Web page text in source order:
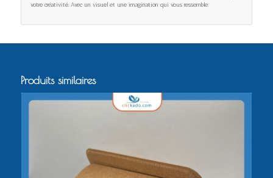
votre créativité. Avec un visuel et une imagination qui vous ressemble.
Produits similaires